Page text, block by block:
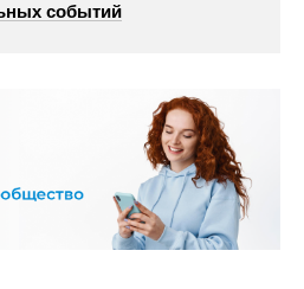
событий